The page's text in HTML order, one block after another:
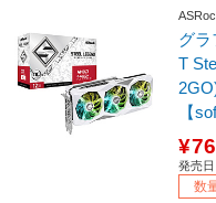
グラ
T
【
発売
数